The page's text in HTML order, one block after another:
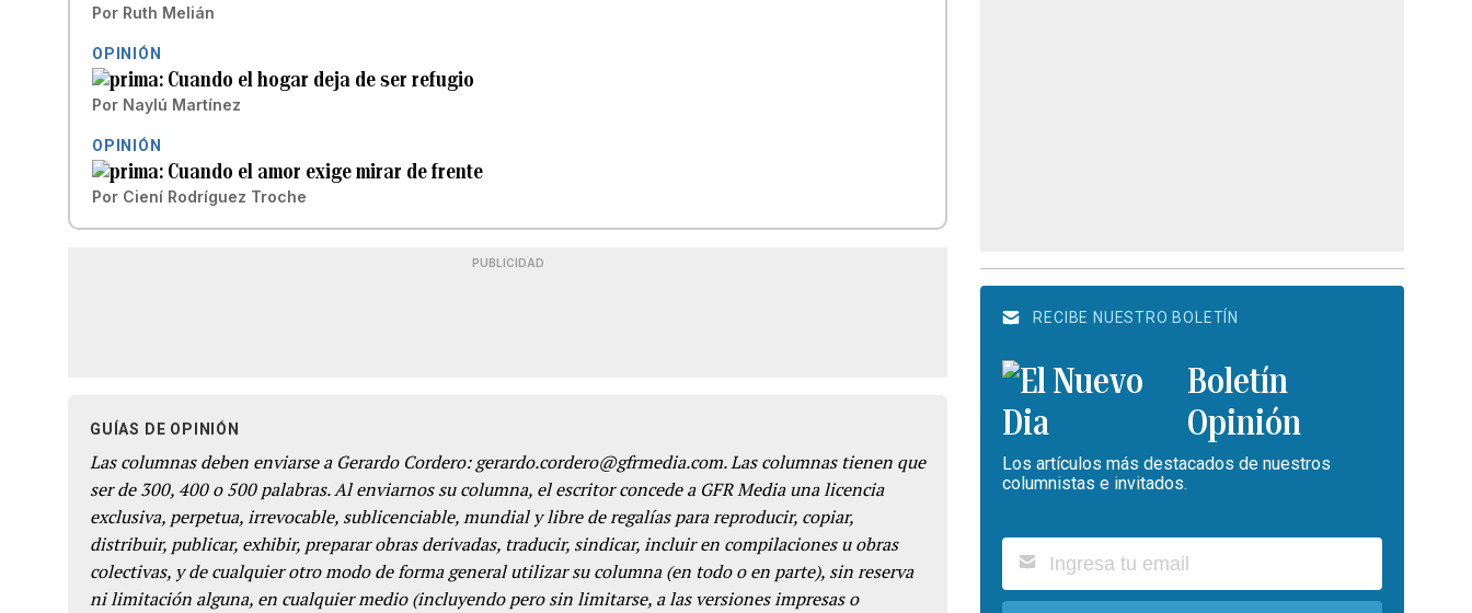
Por Ruth Melián
OPINIÓN
Cuando el hogar deja de ser refugio
Por Naylú Martínez
OPINIÓN
Cuando el amor exige mirar de frente
Por Ciení Rodríguez Troche
PUBLICIDAD
GUÍAS DE OPINIÓN
Las columnas deben enviarse a Gerardo Cordero: gerardo.cordero@gfrmedia.com. Las columnas tienen que
ser de 300, 400 o 500 palabras. Al enviarnos su columna, el escritor concede a GFR Media una licencia
exclusiva, perpetua, irrevocable, sublicenciable, mundial y libre de regalías para reproducir, copiar,
distribuir, publicar, exhibir, preparar obras derivadas, traducir, sindicar, incluir en compilaciones u obras
colectivas, y de cualquier otro modo de forma general utilizar su columna (en todo o en parte), sin reserva
ni limitación alguna, en cualquier medio (incluyendo pero sin limitarse, a las versiones impresas o
RECIBE NUESTRO BOLETÍN
Boletín
Opinión
Los artículos más destacados de nuestros
columnistas e invitados.